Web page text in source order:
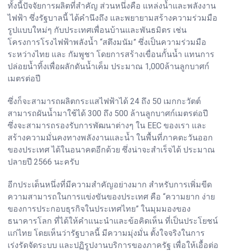
ทั้งนี้ปัจจัยการผลิตที่สำคัญ ส่วนหนึ่งคือ แหล่งน้ำและพลังงาน
ไฟฟ้า ซึ่งรัฐบาลนี้ ได้คำนึงถึง และพยายามสร้างความร่วมมือ
รูปแบบใหม่ๆ กับประเทศเพื่อนบ้านและพันธมิตร เช่น
โครงการโรงไฟฟ้าพลังน้ำ “สตึงมนัม” ซึ่งเป็นความร่วมมือ
ระหว่างไทย และ กัมพูชา โดยการสร้างเขื่อนกั้นน้ำ แทนการ
ปล่อยน้ำทิ้งเพื่อผลักดันน้ำเค็ม ประมาณ 1,000ล้านลูกบาศก์
เมตรต่อปี
ซึ่งก็จะสามารถผลิตกระแสไฟฟ้าได้ 24 ถึง 50 เมกกะวัตต์
สามารถผันน้ำมาใช้ได้ 300 ถึง 500 ล้านลูกบาศก์เมตรต่อปี
ซึ่งจะสามารถรองรับการพัฒนาต่างๆ ใน EEC ของเรา และ
สร้างความมั่นคงทางพลังงานและน้ำ ในพื้นที่ภาคตะวันออก
ของประเทศ ได้ในอนาคตอีกด้วย ซึ่งน่าจะสำเร็จได้ ประมาณ
ปลายปี 2566 นะครับ
อีกประเด็นหนึ่งที่มีความสำคัญอย่างมาก สำหรับการเพิ่มขีด
ความสามารถในการแข่งขันของประเทศ คือ “ความยาก ง่าย
ของการประกอบธุรกิจในประเทศไทย” ในมุมมองของ
ธนาคารโลก ที่ได้ให้คำแนะนำและข้อคิดเห็น ที่เป็นประโยชน์
แก่ไทย โดยเห็นว่ารัฐบาลนี้ มีความมุ่งมั่น ตั้งใจจริงในการ
เร่งรัดจัดระบบ และปฏิรูปงานบริการของภาครัฐ เพื่อให้เอื้อต่อ